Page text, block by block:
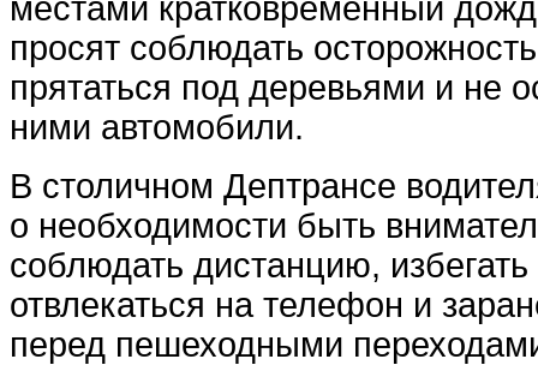
местами кратковременный
просят соблюдать
прятаться под деревьями и не
ними автомобили.
В столичном Дептрансе
о необходимости быть
соблюдать дистанцию,
отвлекаться на телефон и
перед пешеходными